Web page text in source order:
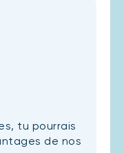
tu pourrais
de nos